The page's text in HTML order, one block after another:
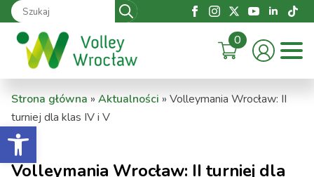
Otwórz pasek narzędzi
Search
for:
0
Strona główna » Aktualności » Volleymania Wrocław: II
turniej dla klas IV i V
Volleymania Wrocław: II turniej dla